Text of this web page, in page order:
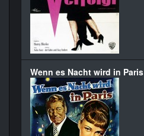
Wenn es Nacht wird in Paris